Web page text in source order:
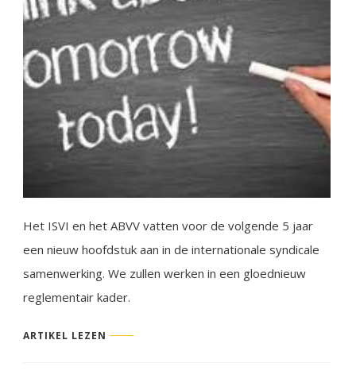
Het ISVI en het ABVV vatten voor de volgende 5 jaar
een nieuw hoofdstuk aan in de internationale syndicale
samenwerking. We zullen werken in een gloednieuw
reglementair kader.
ARTIKEL LEZEN